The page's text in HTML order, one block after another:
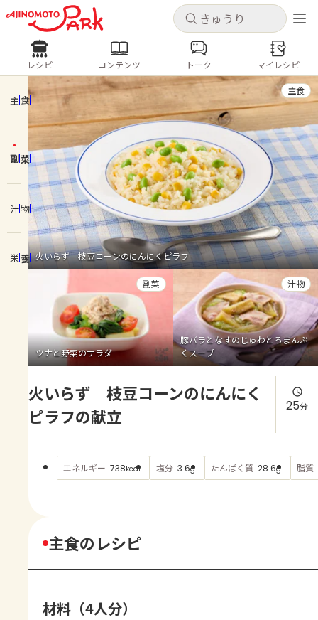
キャンセル
ログインするとレシピを保存できます
ログイン 新規登録
ホーム
コンテンツ
レシピ
トーク
よくあるお問い合わせ
お買い物
AJINOMOTO PARK とは
キャンセル
レシピ コンテンツ
人気の食材・レシピ
きゅうり なす トマト
とうもろこし
ピーマン
みょうが ゴーヤ
レシピ コンテンツ トーク マイレシピ
主食
副菜
汁物
栄養 火いらず 枝豆コーンのにんにくピラフ
主食
ツナと野菜のサラダ
副菜
豚バラとなすのじゅわとろまんぷ
くスープ
汁物
火いらず 枝豆コーンのにんにく
ピラフの献立
25分
エネルギー 738kcal 塩分 3.6g たんぱく質 28.6g 脂質
主食のレシピ
材料（4人分）